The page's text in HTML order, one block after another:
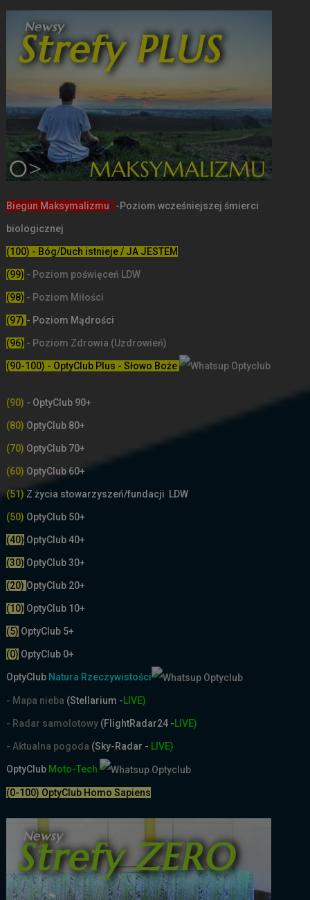
Biegun Maksymalizmu -Poziom wcześniejszej śmierci
biologicznej
(100) - Bóg/Duch istnieje / JA JESTEM
(99) - Poziom poświęceń LDW
(98) - Poziom Miłości
(97) - Poziom Mądrości
(96) - Poziom Zdrowia (Uzdrowień)
(90-100) - OptyClub Plus - Słowo Boże
(90) - OptyClub 90+
(80) OptyClub 80+
(70) OptyClub 70+
(60) OptyClub 60+
(51) Z życia stowarzyszeń/fundacji LDW
(50) OptyClub 50+
(40) OptyClub 40+
(30) OptyClub 30+
(20) OptyClub 20+
(10) OptyClub 10+
(5) OptyClub 5+
(0) OptyClub 0+
OptyClub Natura Rzeczywistości
- Mapa nieba (Stellarium -LIVE)
- Radar samolotowy (FlightRadar24 -LIVE)
- Aktualna pogoda (Sky-Radar - LIVE)
OptyClub Moto-Tech
(0-100) OptyClub Homo Sapiens